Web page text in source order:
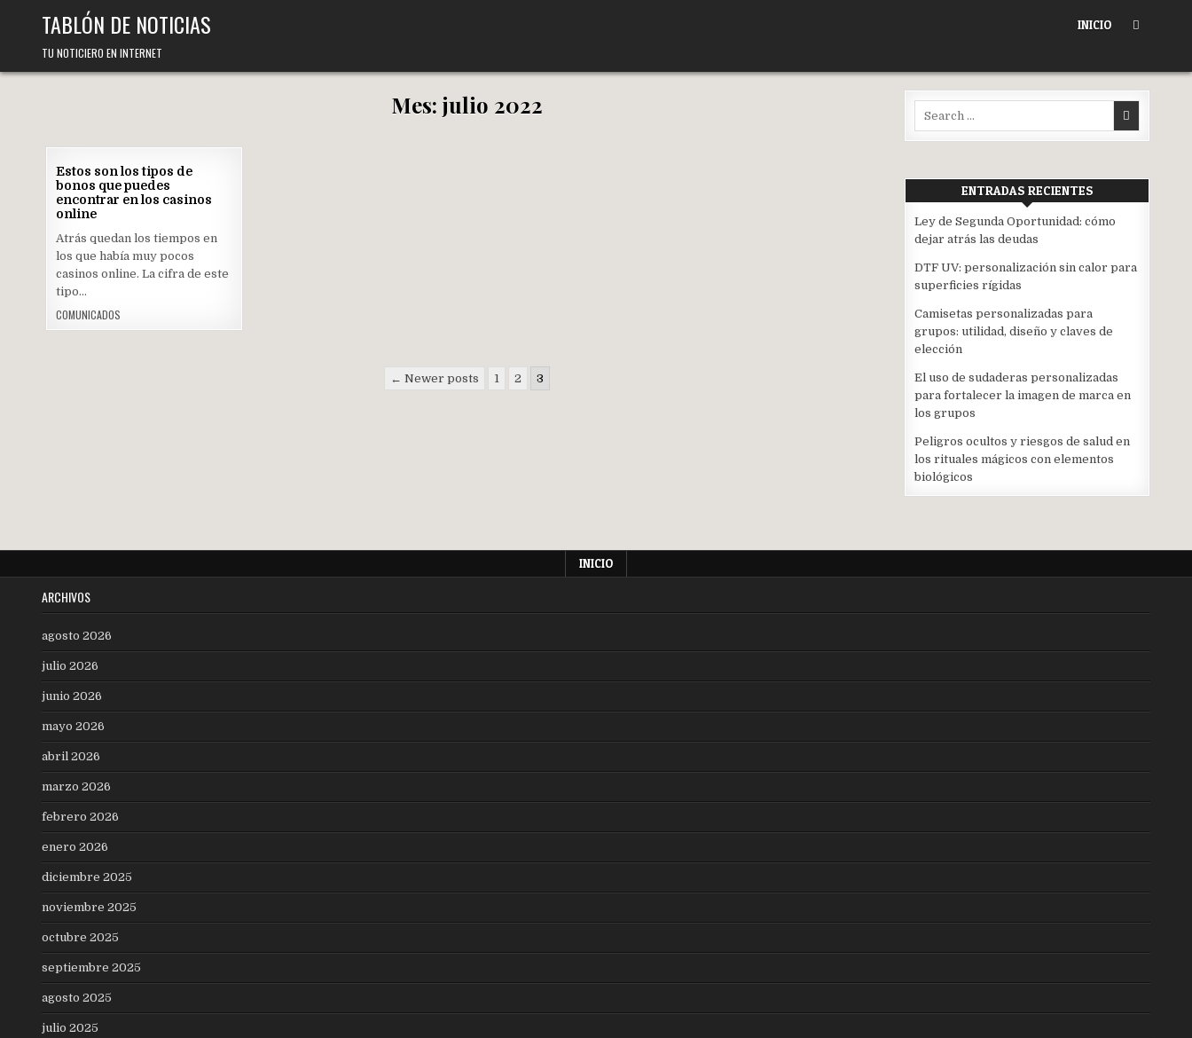
TABLÓN DE NOTICIAS
TU NOTICIERO EN INTERNET
INICIO
Mes: julio 2022
Posted
Estos son los tipos de
bonos que puedes
encontrar en los casinos
online
Atrás quedan los tiempos en
los que había muy pocos
casinos online. La cifra de este
tipo…
COMUNICADOS
← Newer posts 1 2 3
ENTRADAS RECIENTES
Ley de Segunda Oportunidad: cómo
dejar atrás las deudas
DTF UV: personalización sin calor para
superficies rígidas
Camisetas personalizadas para
grupos: utilidad, diseño y claves de
elección
El uso de sudaderas personalizadas
para fortalecer la imagen de marca en
los grupos
Peligros ocultos y riesgos de salud en
los rituales mágicos con elementos
biológicos
INICIO
ARCHIVOS
agosto 2026
julio 2026
junio 2026
mayo 2026
abril 2026
marzo 2026
febrero 2026
enero 2026
diciembre 2025
noviembre 2025
octubre 2025
septiembre 2025
agosto 2025
julio 2025